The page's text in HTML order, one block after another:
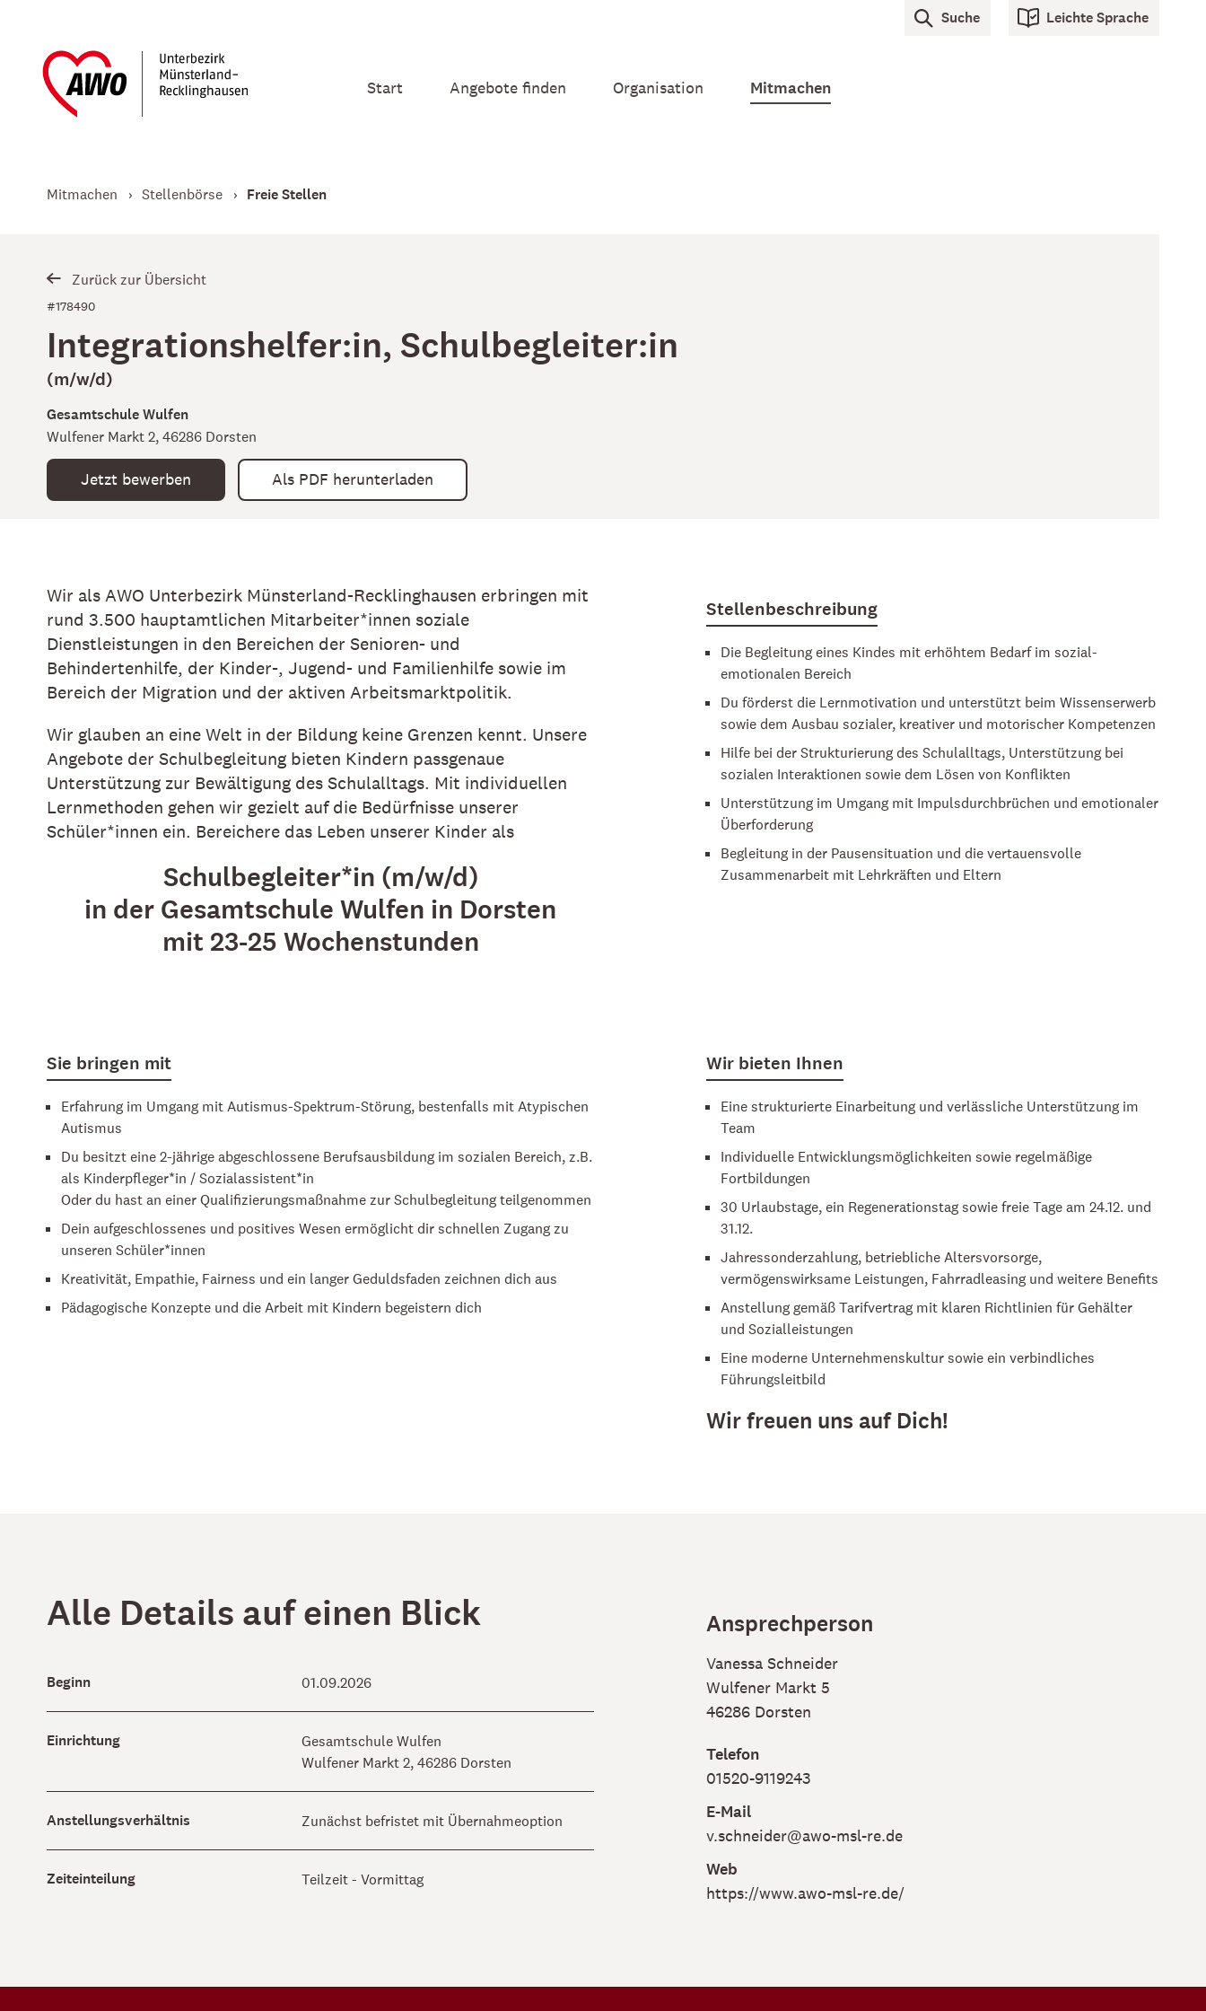
Start Angebote finden Organisation Mitmachen
Suche Leichte Sprache
Mitmachen Stellenbörse Freie Stellen
Zurück zur Übersicht
#178490
Integrationshelfer:in, Schulbegleiter:in
(m/w/d)
Gesamtschule Wulfen
Wulfener Markt 2, 46286 Dorsten
Jetzt bewerben Als PDF herunterladen
Wir als AWO Unterbezirk Münsterland-Recklinghausen erbringen mit
rund 3.500 hauptamtlichen Mitarbeiter*innen soziale
Dienstleistungen in den Bereichen der Senioren- und
Behindertenhilfe, der Kinder-, Jugend- und Familienhilfe sowie im
Bereich der Migration und der aktiven Arbeitsmarktpolitik.
Wir glauben an eine Welt in der Bildung keine Grenzen kennt. Unsere
Angebote der Schulbegleitung bieten Kindern passgenaue
Unterstützung zur Bewältigung des Schulalltags. Mit individuellen
Lernmethoden gehen wir gezielt auf die Bedürfnisse unserer
Schüler*innen ein. Bereichere das Leben unserer Kinder als
Schulbegleiter*in (m/w/d)
in der Gesamtschule Wulfen in Dorsten
mit 23-25 Wochenstunden
Stellenbeschreibung
Die Begleitung eines Kindes mit erhöhtem Bedarf im sozial-
emotionalen Bereich
Du förderst die Lernmotivation und unterstützt beim Wissenserwerb
sowie dem Ausbau sozialer, kreativer und motorischer Kompetenzen
Hilfe bei der Strukturierung des Schulalltags, Unterstützung bei
sozialen Interaktionen sowie dem Lösen von Konflikten
Unterstützung im Umgang mit Impulsdurchbrüchen und emotionaler
Überforderung
Begleitung in der Pausensituation und die vertauensvolle
Zusammenarbeit mit Lehrkräften und Eltern
Sie bringen mit
Erfahrung im Umgang mit Autismus-Spektrum-Störung, bestenfalls mit Atypischen
Autismus
Du besitzt eine 2-jährige abgeschlossene Berufsausbildung im sozialen Bereich, z.B.
als Kinderpfleger*in / Sozialassistent*in
Oder du hast an einer Qualifizierungsmaßnahme zur Schulbegleitung teilgenommen
Dein aufgeschlossenes und positives Wesen ermöglicht dir schnellen Zugang zu
unseren Schüler*innen
Kreativität, Empathie, Fairness und ein langer Geduldsfaden zeichnen dich aus
Pädagogische Konzepte und die Arbeit mit Kindern begeistern dich
Wir bieten Ihnen
Eine strukturierte Einarbeitung und verlässliche Unterstützung im
Team
Individuelle Entwicklungsmöglichkeiten sowie regelmäßige
Fortbildungen
30 Urlaubstage, ein Regenerationstag sowie freie Tage am 24.12. und
31.12.
Jahressonderzahlung, betriebliche Altersvorsorge,
vermögenswirksame Leistungen, Fahrradleasing und weitere Benefits
Anstellung gemäß Tarifvertrag mit klaren Richtlinien für Gehälter
und Sozialleistungen
Eine moderne Unternehmenskultur sowie ein verbindliches
Führungsleitbild
Wir freuen uns auf Dich!
Alle Details auf einen Blick
Beginn 01.09.2026
Einrichtung
Gesamtschule Wulfen
Wulfener Markt 2, 46286 Dorsten
Anstellungsverhältnis Zunächst befristet mit Übernahmeoption
Zeiteinteilung Teilzeit - Vormittag
Ansprechperson
Vanessa Schneider
Wulfener Markt 5
46286 Dorsten
Telefon
01520-9119243
E-Mail
v.schneider@awo-msl-re.de
Web
https://www.awo-msl-re.de/